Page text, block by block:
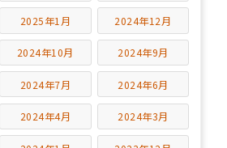
2025年1月 2024年12月
2024年10月 2024年9月
2024年7月 2024年6月
2024年4月 2024年3月